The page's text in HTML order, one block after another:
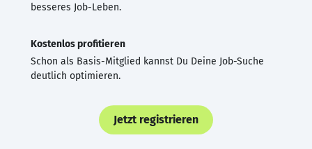
besseres Job-Leben.
Kostenlos profitieren
Schon als Basis-Mitglied kannst Du Deine Job-Suche
deutlich optimieren.
Jetzt registrieren